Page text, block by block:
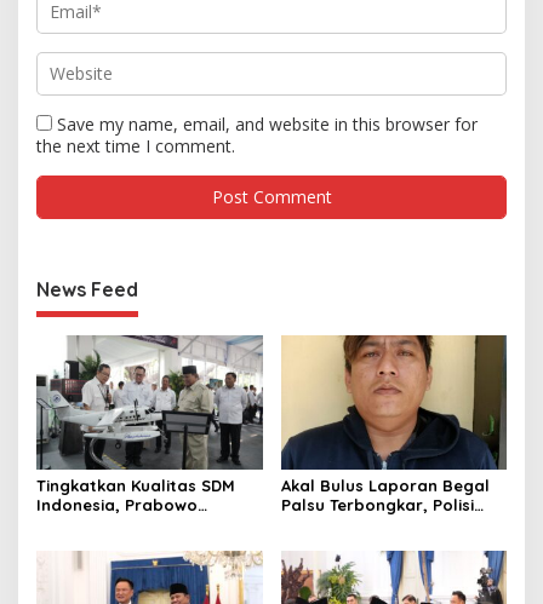
Save my name, email, and website in this browser for
the next time I comment.
News Feed
Tingkatkan Kualitas SDM
Indonesia, Prabowo
Terbaik Dunia
Akal Bulus Laporan Begal
Palsu Terbongkar, Polisi